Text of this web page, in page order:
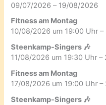
09/07/2026 – 19/08/2026
Fitness am Montag
10/08/2026 um 19:00 Uhr –
Steenkamp-Singers 🎶
11/08/2026 um 19:30 Uhr –
Fitness am Montag
17/08/2026 um 19:00 Uhr –
Steenkamp-Singers 🎶